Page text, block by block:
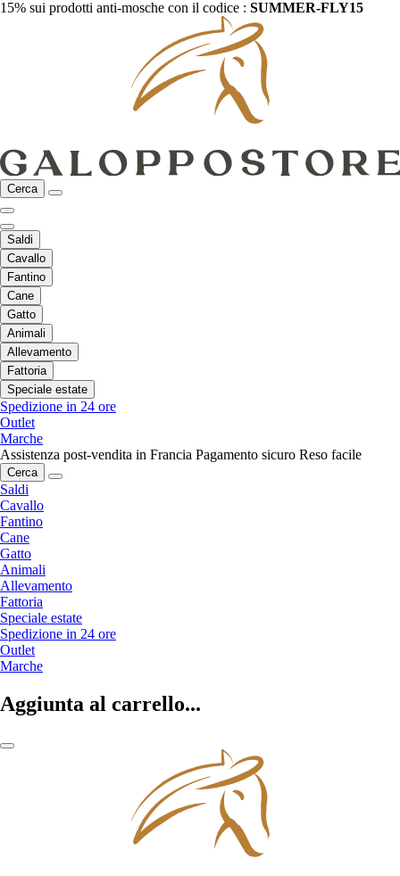
15% sui prodotti anti-mosche con il codice : SUMMER-FLY15
Cerca
Saldi
Cavallo
Fantino
Cane
Gatto
Animali
Allevamento
Fattoria
Speciale estate
Spedizione in 24 ore
Outlet
Marche
Assistenza post-vendita in Francia Pagamento sicuro Reso facile
Cerca
Saldi
Cavallo
Fantino
Cane
Gatto
Animali
Allevamento
Fattoria
Speciale estate
Spedizione in 24 ore
Outlet
Marche
Aggiunta al carrello...